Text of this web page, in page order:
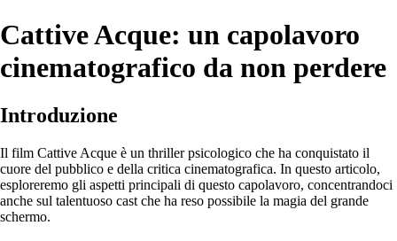
Cattive Acque: un capolavoro
cinematografico da non perdere
Introduzione
Il film Cattive Acque è un thriller psicologico che ha conquistato il
cuore del pubblico e della critica cinematografica. In questo articolo,
esploreremo gli aspetti principali di questo capolavoro, concentrandoci
anche sul talentuoso cast che ha reso possibile la magia del grande
schermo.